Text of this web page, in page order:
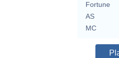
Fortune
AS
MC